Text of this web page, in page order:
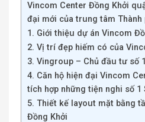
Vincom Center Đồng Khởi
đại mới của trung tâm Thành
1. Giới thiệu dự án Vincom
2. Vị trí đẹp hiếm có của
3. Vingroup – Chủ đầu tư số
4. Căn hộ hiện đại Vincom
tích hợp những tiện nghi số 1
5. Thiết kế layout mặt bằng
Đồng Khởi